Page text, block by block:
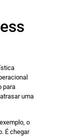
para
uma
o
É chegar